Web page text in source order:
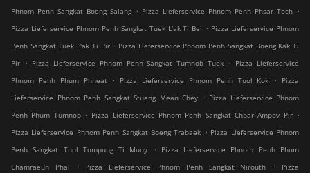
Phnom Penh Sangkat Boeng Salang . Pizza Lieferservice Phnom Penh Phsar Toch .
Pizza Lieferservice Phnom Penh Sangkat Tuek L'ak Ti Bei . Pizza Lieferservice Phnom
Penh Sangkat Tuek L'ak Ti Pir . Pizza Lieferservice Phnom Penh Sangkat Boeng Kak Ti
Pir
. Pizza Lieferservice Phnom Penh Sangkat Tumnob Tuek . Pizza Lieferservice
Phnom Penh Phum Phneat
. Pizza Lieferservice Phnom Penh Tuol Kok .
Pizza
Lieferservice Phnom Penh Sangkat Stueng Mean Chey
. Pizza Lieferservice Phnom
Penh Phum Tumnob . Pizza Lieferservice Phnom Penh Sangkat Chbar Ampov Pir .
Pizza Lieferservice Phnom Penh Sangkat Boeng Trabaek . Pizza Lieferservice Phnom
Penh Sangkat Tuol Tumpung Ti Muoy
.
Pizza Lieferservice Phnom Penh Phum
Chamraeun Phal
. Pizza Lieferservice Phnom Penh Sangkat Nirouth .
Pizza